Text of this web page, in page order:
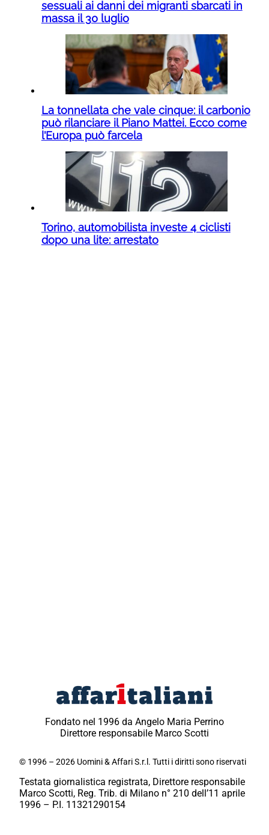
sessuali ai danni dei migranti sbarcati in
massa il 30 luglio
La tonnellata che vale cinque: il carbonio
può rilanciare il Piano Mattei. Ecco come
l’Europa può farcela
Torino, automobilista investe 4 ciclisti
dopo una lite: arrestato
Fondato nel 1996 da Angelo Maria Perrino
Direttore responsabile Marco Scotti
© 1996 – 2026 Uomini & Affari S.r.l. Tutti i diritti sono riservati
Testata giornalistica registrata, Direttore responsabile
Marco Scotti, Reg. Trib. di Milano n° 210 dell’11 aprile
1996 – P.I. 11321290154